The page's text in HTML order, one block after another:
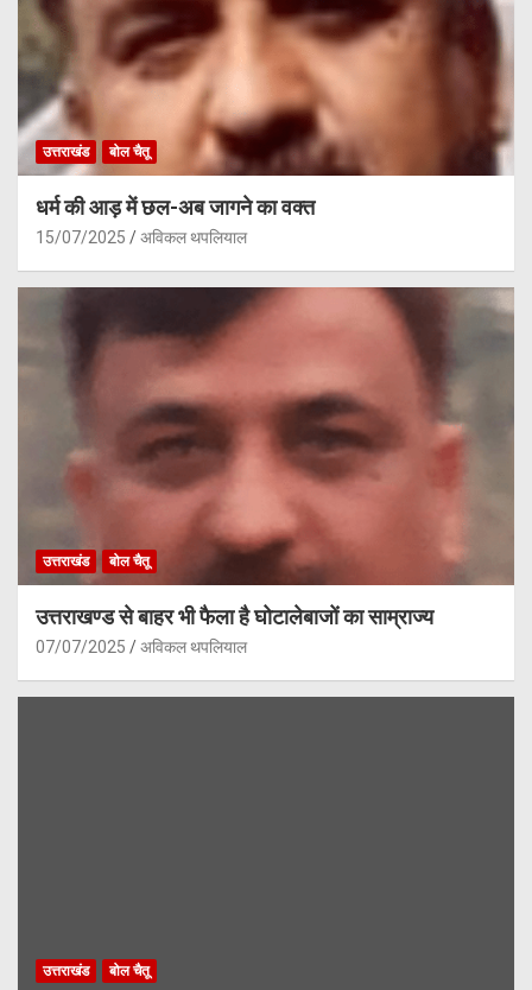
उत्तराखंड बोल चैतू
धर्म की आड़ में छल-अब जागने का वक्त
15/07/2025 अविकल थपलियाल
उत्तराखंड बोल चैतू
उत्तराखण्ड से बाहर भी फैला है घोटालेबाजों का साम्राज्य
07/07/2025 अविकल थपलियाल
उत्तराखंड बोल चैतू